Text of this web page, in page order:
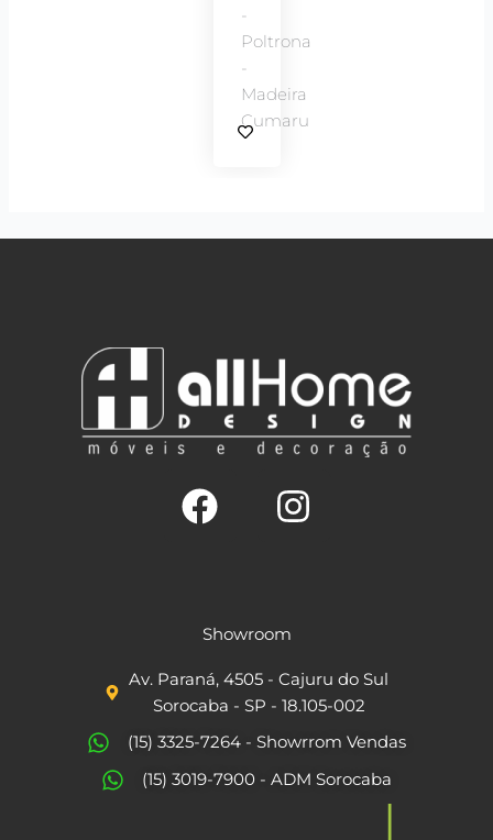
-
Poltrona
-
Madeira
Cumaru
c
e
b
o
o
t
a
g
r
Showroom
Av. Paraná, 4505 - Cajuru do Sul
Sorocaba - SP - 18.105-002
(15) 3325-7264 - Showrrom Vendas
(15) 3019-7900 - ADM Sorocaba